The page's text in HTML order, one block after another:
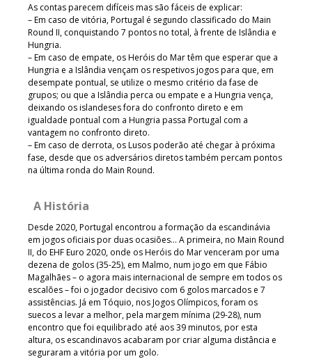
As contas parecem difíceis mas são fáceis de explicar:
– Em caso de vitória, Portugal é segundo classificado do Main
Round II, conquistando 7 pontos no total, à frente de Islândia e
Hungria.
– Em caso de empate, os Heróis do Mar têm que esperar que a
Hungria e a Islândia vençam os respetivos jogos para que, em
desempate pontual, se utilize o mesmo critério da fase de
grupos; ou que a Islândia perca ou empate e a Hungria vença,
deixando os islandeses fora do confronto direto e em
igualdade pontual com a Hungria passa Portugal com a
vantagem no confronto direto.
– Em caso de derrota, os Lusos poderão até chegar à próxima
fase, desde que os adversários diretos também percam pontos
na última ronda do Main Round.
A História
Desde 2020, Portugal encontrou a formação da escandinávia
em jogos oficiais por duas ocasiões… A primeira, no Main Round
II, do EHF Euro 2020, onde os Heróis do Mar venceram por uma
dezena de golos (35-25), em Malmo, num jogo em que Fábio
Magalhães – o agora mais internacional de sempre em todos os
escalões – foi o jogador decisivo com 6 golos marcados e 7
assistências. Já em Tóquio, nos Jogos Olímpicos, foram os
suecos a levar a melhor, pela margem mínima (29-28), num
encontro que foi equilibrado até aos 39 minutos, por esta
altura, os escandinavos acabaram por criar alguma distância e
seguraram a vitória por um golo.